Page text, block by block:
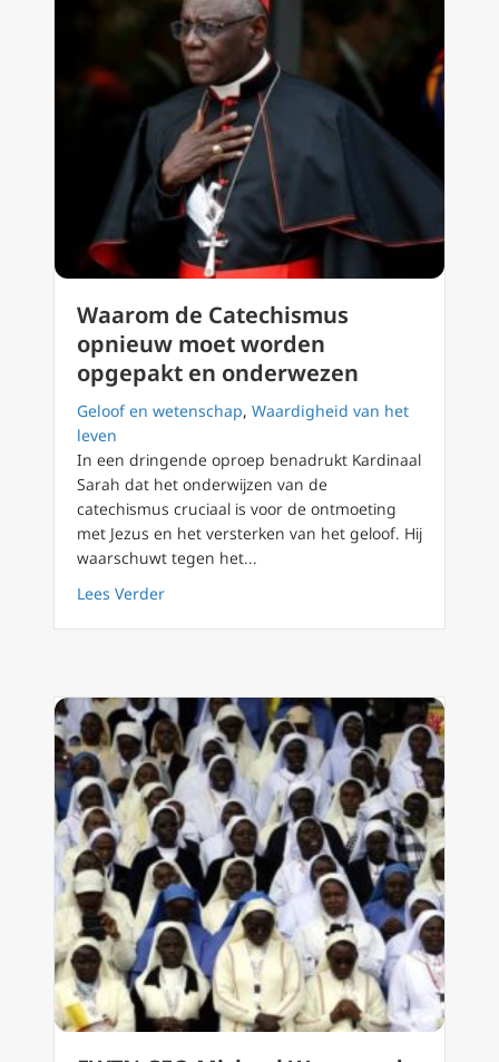
Waarom de Catechismus
opnieuw moet worden
opgepakt en onderwezen
Geloof en wetenschap, Waardigheid van het
leven
In een dringende oproep benadrukt Kardinaal
Sarah dat het onderwijzen van de
catechismus cruciaal is voor de ontmoeting
met Jezus en het versterken van het geloof. Hij
waarschuwt tegen het...
Lees Verderabout Waarom de Catechismus opnieuw